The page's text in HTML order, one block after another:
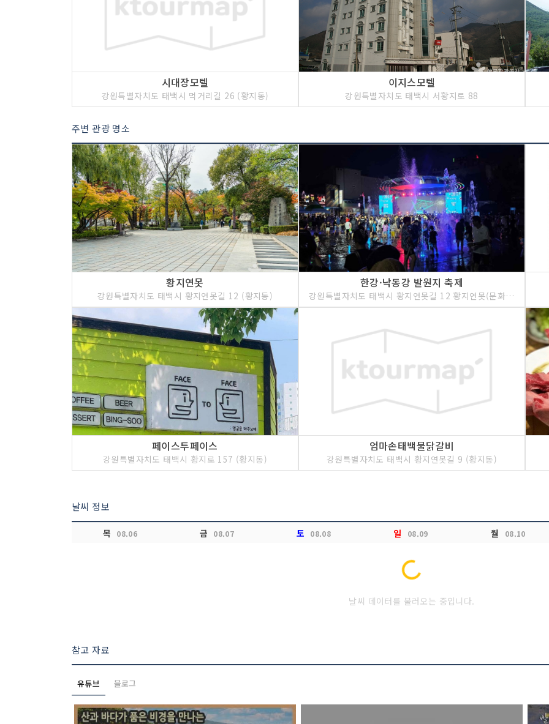
시대장모텔
강원특별자치도 태백시 먹거리길 26 (황지동)
이지스모텔
강원특별자치도 태백시 서황지로 88
주변 관광 명소
황지연못
강원특별자치도 태백시 황지연못길 12 (황지동)
한강·낙동강 발원지 축제
강원특별자치도 태백시 황지연못길 12 황지연못(문화관광해설사의집)
페이스투페이스
강원특별자치도 태백시 황지로 157 (황지동)
엄마손태백물닭갈비
강원특별자치도 태백시 황지연못길 9 (황지동)
날씨 정보
목 08.06 금 08.07 토 08.08 일 08.09 월 08.10
Loading...
날씨 데이터를 불러오는 중입니다.
참고 자료
유튜브 블로그